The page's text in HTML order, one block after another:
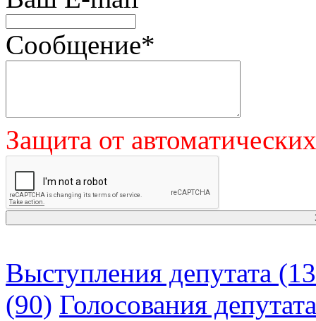
Сообщение*
Защита от
Выступления депутата
(90) Голосования депутата